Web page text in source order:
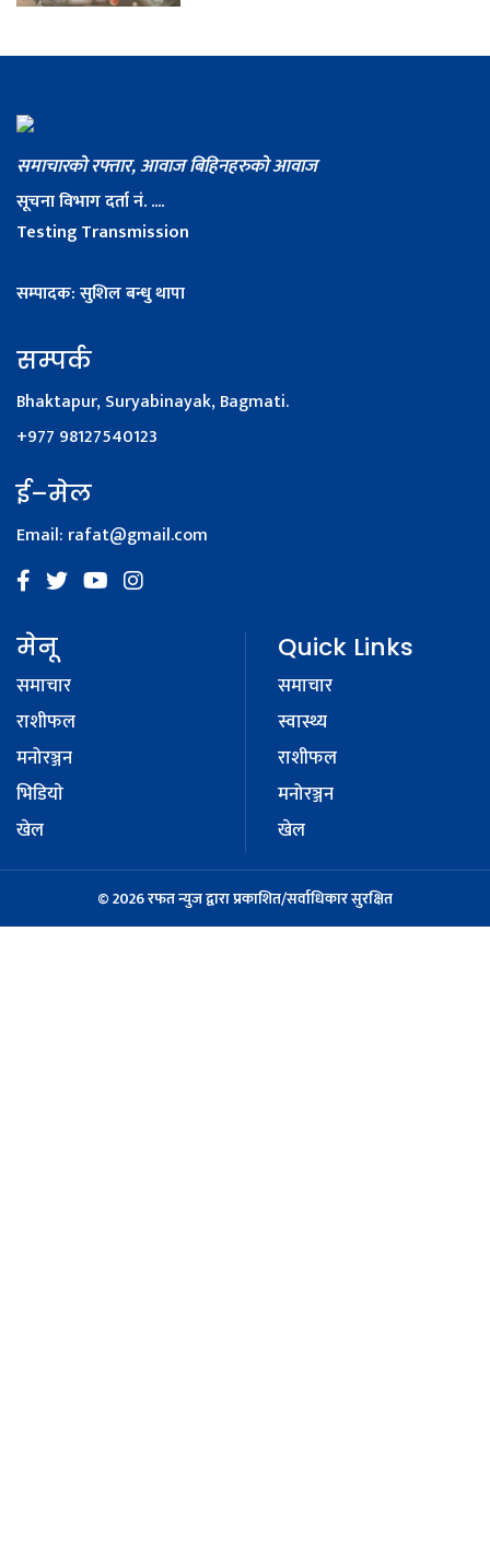
समाचारको रफ्तार, आवाज बिहिनहरुको आवाज
सूचना विभाग दर्ता नं. ....
Testing Transmission
सम्पादक: सुशिल बन्धु थापा
सम्पर्क
Bhaktapur, Suryabinayak, Bagmati.
+977 98127540123
ई–मेल
Email: rafat@gmail.com
मेनू
समाचार
राशीफल
मनोरञ्जन
भिडियाे
खेल
Quick Links
समाचार
स्वास्थ्य
राशीफल
मनोरञ्जन
खेल
© 2026 रफत न्युज द्वारा प्रकाशित/सर्वाधिकार सुरक्षित